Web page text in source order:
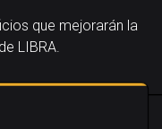
que mejorarán la
LIBRA.